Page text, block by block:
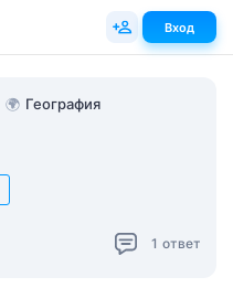
🌍 География
1 ответ
Вход